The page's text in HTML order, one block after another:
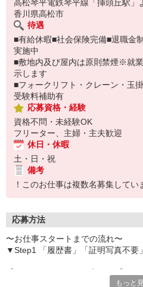
高松琴平電鉄琴平線「挿頭丘駅」
香川県高松市
待遇
■有給休暇■社会保険完備■退職金
実施中
■敷地内及び屋内は原則禁煙※就
示します
■フォークリフト・クレーン・玉
受験料補助有
応募資格・経験
資格不問・未経験OK
フリーター、主婦・主夫歓迎
休日・休暇
土・日・祝
備考
！このお仕事は複数名募集してい
応募方法
〜お仕事スタートまでの流れ〜
▼Step1 「履歴書」「証明写真不要
いつでも好きな時間に登録OKもっと